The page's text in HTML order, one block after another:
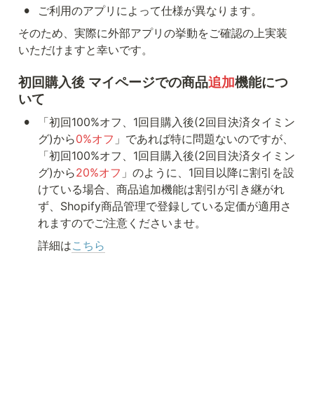
•
ご利用のアプリによって仕様が異なります。
そのため、実際に外部アプリの挙動をご確認の上実装
いただけますと幸いです。
初回購入後 マイページでの商品追加機能につ
いて
•
「初回100%オフ、1回目購入後(2回目決済タイミン
グ)から0%オフ 」であれば特に問題ないのですが、
「初回100%オフ、1回目購入後(2回目決済タイミン
グ)から20%オフ 」のように、1回目以降に割引を設
けている場合、商品追加機能は割引が引き継がれ
ず、Shopify商品管理で登録している定価が適用さ
れますのでご注意くださいませ。
詳細はこちら